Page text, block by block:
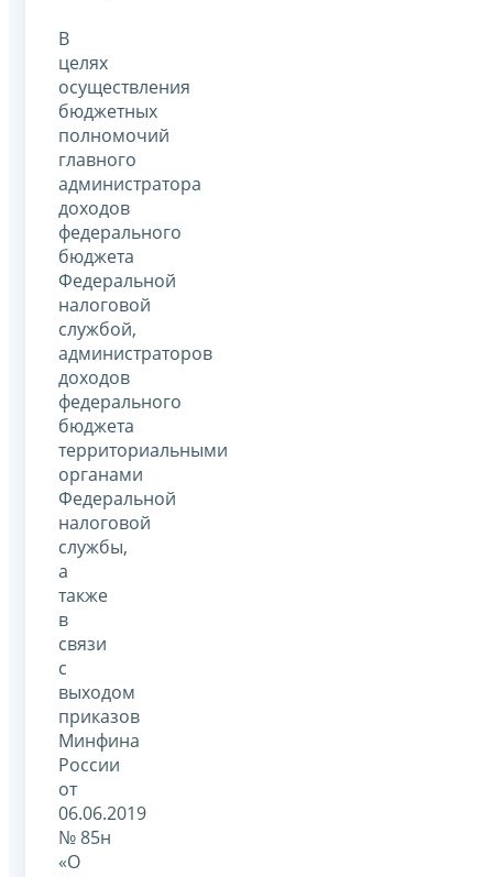
В
целях
осуществления
бюджетных
полномочий
главного
администратора
доходов
федерального
бюджета
Федеральной
налоговой
службой,
администраторов
доходов
федерального
бюджета
территориальными
органами
Федеральной
налоговой
службы,
а
также
в
связи
с
выходом
приказов
Минфина
России
от
06.06.2019
№ 85н
«О